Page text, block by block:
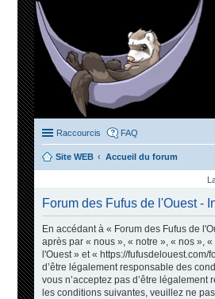
Raccourcis FAQ
Site WEB
Accueil du forum
Forum des Fufus de l'Ouest -
En accédant à « Forum des Fufus de
après par « nous », « notre », « nos »,
l'Ouest » et « https://fufusdelouest.com/
d’être légalement responsable des
vous n’acceptez pas d’être légalement
les conditions suivantes, veuillez ne